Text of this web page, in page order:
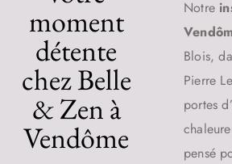
moment
détente
chez Belle
& Zen à
Vendôme
Notre
Blois,
Pierre
portes
pensé